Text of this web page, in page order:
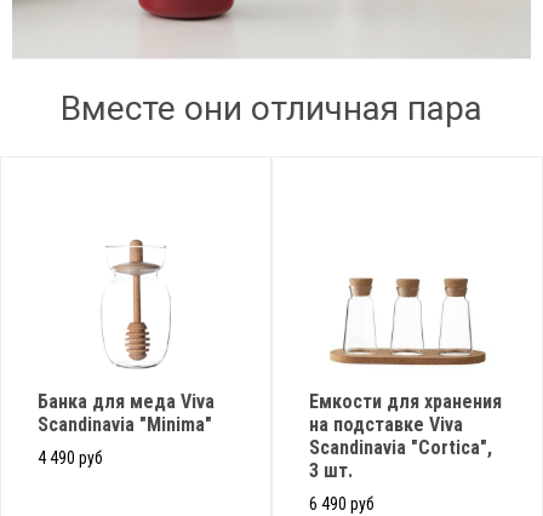
Вместе они отличная пара
Банка для меда Viva
Scandinavia "Minima"
4 490 руб
Емкости для хранения
на подставке Viva
Scandinavia "Cortica",
3 шт.
6 490 руб